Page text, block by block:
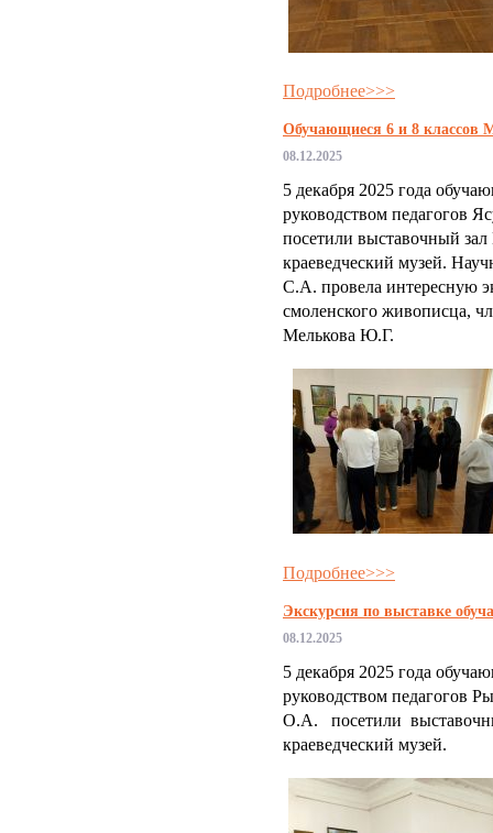
Подробнее>>>
Обучающиеся 6 и 8
08.12.2025
5 декабря 2025 года
руководством педагогов
посетили выставочный
краеведческий музей.
С.А. провела интересную
смоленского живописца,
Мелькова Ю.Г.
Подробнее>>>
Экскурсия по выставке
08.12.2025
5 декабря 2025 года
руководством педагогов
О.А. посетили
краеведческий музей.